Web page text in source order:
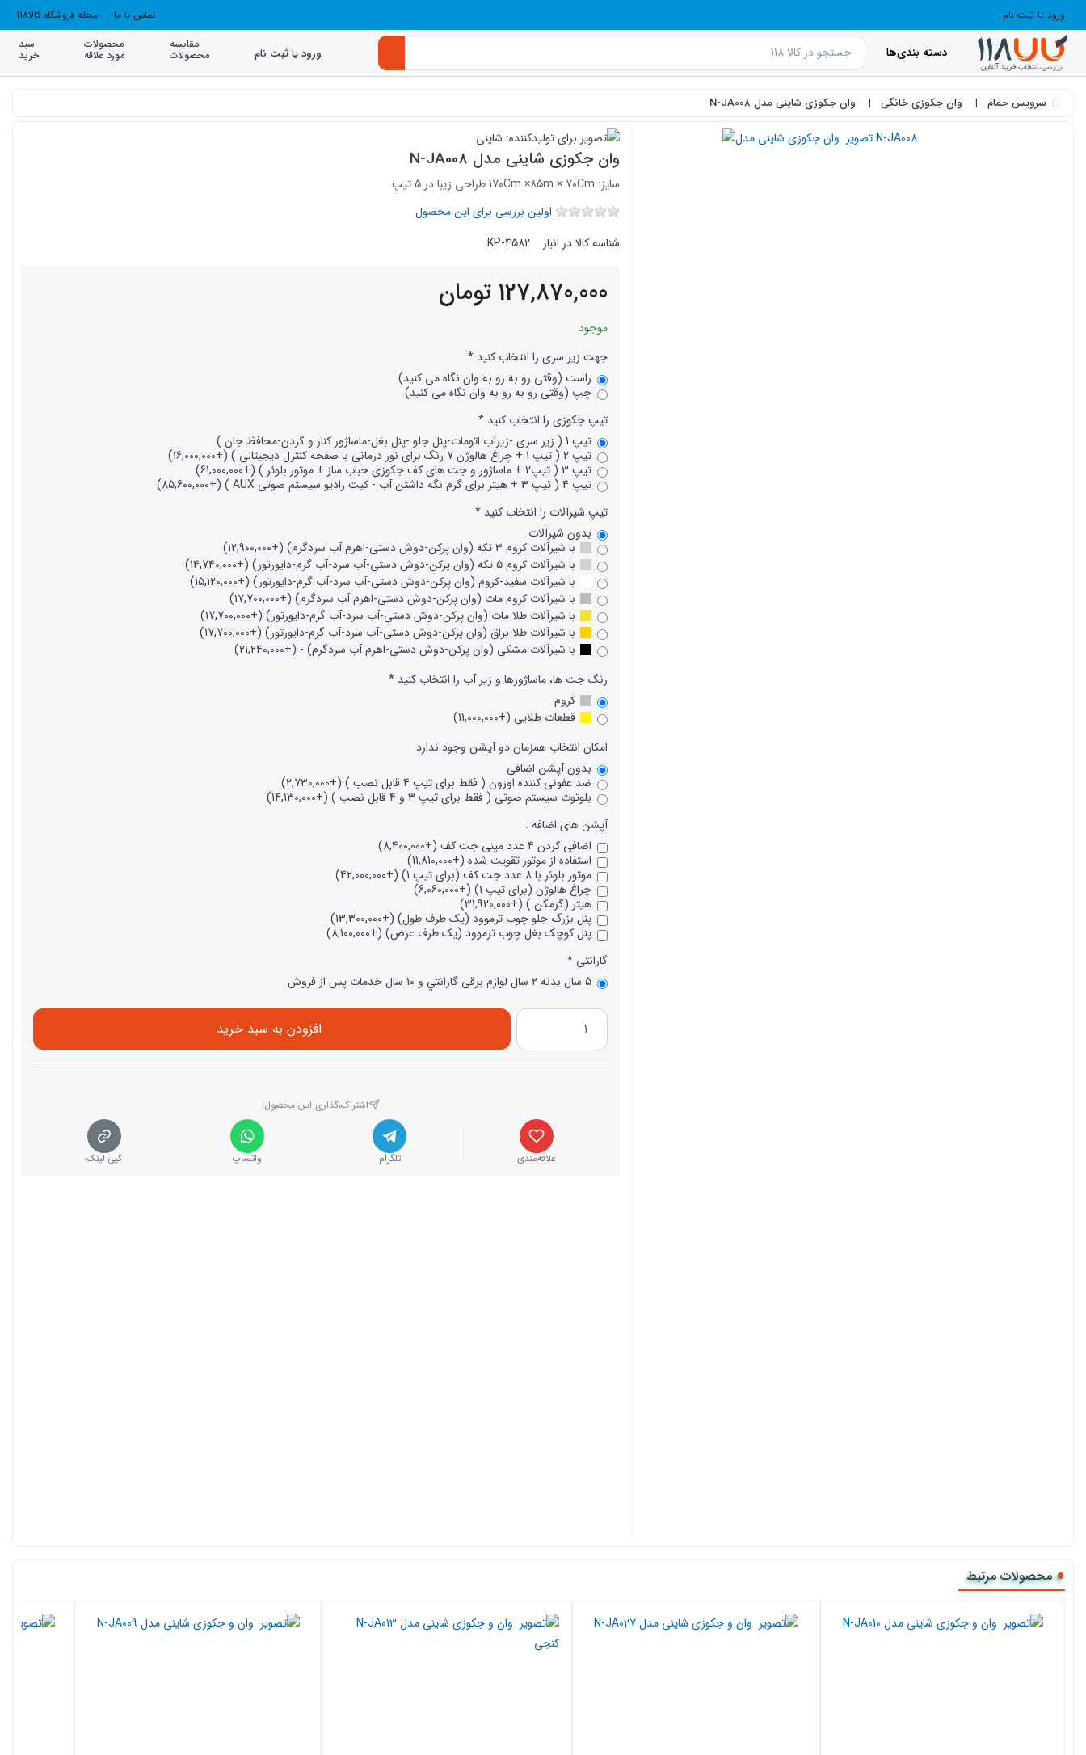
ورود یا ثبت نام تماس با ما مجله فروشگاه کالا118
دسته بندی‌ها ورود یا ثبت نام
مقایسه
محصولات
محصولات
مورد علاقه
سبد
خرید
سرویس حمام وان جکوزی خانگی وان جکوزی شاینی مدل N-JA008
وان جکوزی شاینی مدل N-JA008
سایز: 170Cm ×85m × 70Cm طراحی زیبا در 5 تیپ
اولین بررسی برای این محصول
شناسه کالا در انبار
KP-4582
127,870,000 تومان
موجود
جهت زیر سری را انتخاب کنید
راست (وقتی رو به رو به وان نگاه می کنید)
چپ (وقتی رو به رو به وان نگاه می کنید)
تیپ جکوزی را انتخاب کنید
تیپ 1 ( زیر سری -زیرآب اتومات-پنل جلو -پنل بغل-ماساژور کنار و گردن-محافظ جان )
تیپ 2 ( تیپ 1 + چراغ هالوژن 7 رنگ برای نور درمانی با صفحه کنترل دیجیتالی ) (+16,000,000)
تیپ 3 ( تیپ2 + ماساژور و جت های کف جکوزی حباب ساز + موتور بلوئر ) (+61,000,000)
تیپ 4 ( تیپ 3 + هیتر برای گرم نگه داشتن آب - کیت رادیو سیستم صوتی AUX ) (+85,600,000)
تیپ شیرآلات را انتخاب کنید
بدون شیرآلات
با شیرآلات کروم 3 تکه (وان پرکن-دوش دستی-اهرم آب سردگرم) (+12,900,000)
با شیرآلات کروم 5 تکه (وان پرکن-دوش دستی-آب سرد-آب گرم-دایورتور) (+14,740,000)
با شیرآلات سفید-کروم (وان پرکن-دوش دستی-آب سرد-آب گرم-دایورتور) (+15,120,000)
با شیرآلات کروم مات (وان پرکن-دوش دستی-اهرم آب سردگرم) (+17,700,000)
با شیرآلات طلا مات (وان پرکن-دوش دستی-آب سرد-آب گرم-دایورتور) (+17,700,000)
با شیرآلات طلا براق (وان پرکن-دوش دستی-آب سرد-آب گرم-دایورتور) (+17,700,000)
با شیرآلات مشکی (وان پرکن-دوش دستی-اهرم آب سردگرم) - (+21,240,000)
رنگ جت ها، ماساژورها و زیر آب را انتخاب کنید
کروم
قطعات طلایی (+11,000,000)
امکان انتخاب همزمان دو آپشن وجود ندارد
بدون آپشن اضافی
ضد عفونی کننده اوزون ( فقط برای تیپ 4 قابل نصب ) (+2,730,000)
بلوتوث سیستم صوتی ( فقط برای تیپ 3 و 4 قابل نصب ) (+14,130,000)
آپشن های اضافه :
اضافی کردن 4 عدد مینی جت کف (+8,400,000)
استفاده از موتور تقویت شده (+11,810,000)
موتور بلوئر با 8 عدد جت کف (برای تیپ 1) (+42,000,000)
چراغ هالوژن (برای تیپ 1) (+6,060,000)
هیتر (گرمکن ) (+31,920,000)
پنل بزرگ جلو چوب ترموود (یک طرف طول) (+13,300,000)
پنل کوچک بغل چوب ترموود (یک طرف عرض) (+8,100,000)
گارانتی
5 سال بدنه 2 سال لوازم برقی گارانتي و 10 سال خدمات پس از فروش
افزودن به سبد خرید
اشتراک،گذاری این محصول‌:
علاقه‌مندی تلگرام واتساپ کپی لینک
محصولات مرتبط